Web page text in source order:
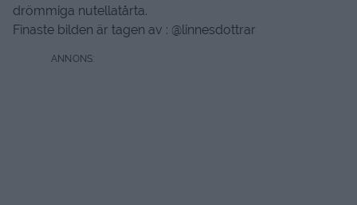
drömmiga nutellatårta.
Finaste bilden är tagen av : @linnesdottrar